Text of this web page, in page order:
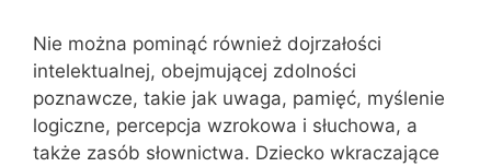
Nie można pominąć również dojrzałości
intelektualnej, obejmującej zdolności
poznawcze, takie jak uwaga, pamięć, myślenie
logiczne, percepcja wzrokowa i słuchowa, a
także zasób słownictwa. Dziecko wkraczające